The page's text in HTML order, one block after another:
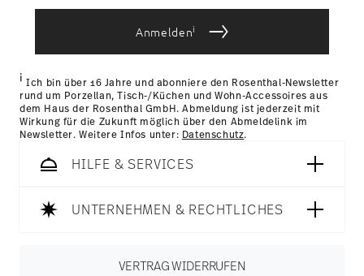
Anmeldeni
i Ich bin über 16 Jahre und abonniere den Rosenthal-Newsletter
rund um Porzellan, Tisch-/Küchen und Wohn-Accessoires aus
dem Haus der Rosenthal GmbH. Abmeldung ist jederzeit mit
Wirkung für die Zukunft möglich über den Abmeldelink im
Newsletter. Weitere Infos unter: Datenschutz.
HILFE & SERVICES
UNTERNEHMEN & RECHTLICHES
VERTRAG WIDERRUFEN